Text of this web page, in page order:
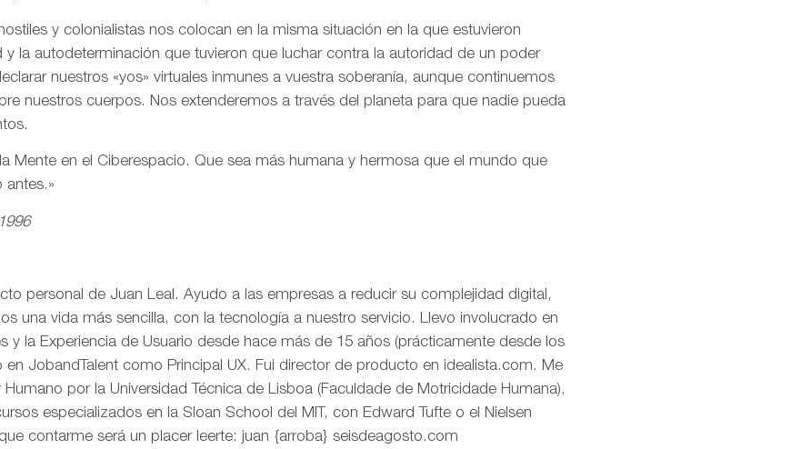
y colonialistas nos colocan en la misma situación en la que estuvieron
y la autodeterminación que tuvieron que luchar contra la autoridad de un poder
nuestros «yos» virtuales inmunes a vuestra soberanía, aunque continuemos
nuestros cuerpos. Nos extenderemos a través del planeta para que nadie pueda
Mente en el Ciberespacio. Que sea más humana y hermosa que el mundo que
antes.»
personal de Juan Leal. Ayudo a las empresas a reducir su complejidad digital,
una vida más sencilla, con la tecnología a nuestro servicio. Llevo involucrado en
y la Experiencia de Usuario desde hace más de 15 años (prácticamente desde los
en JobandTalent como Principal UX. Fui director de producto en idealista.com. Me
por la Universidad Técnica de Lisboa (Faculdade de Motricidade Humana),
especializados en la Sloan School del MIT, con Edward Tufte o el Nielsen
contarme será un placer leerte: juan {arroba} seisdeagosto.com